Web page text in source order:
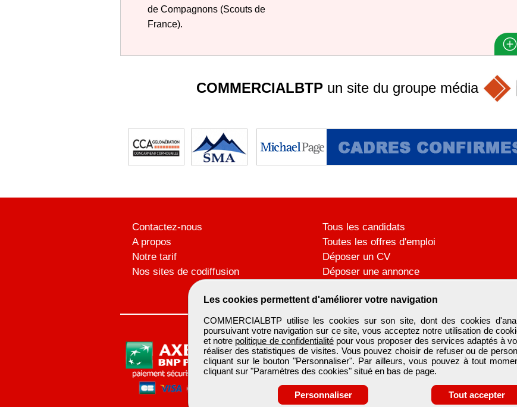
de Compagnons (Scouts de
France).
Les cookies permettent d'améliorer votre navigation
COMMERCIALBTP utilise les cookies sur son site, dont des cookies
poursuivant votre navigation sur ce site, vous acceptez notre utilisation de
et notre politique de confidentialitépour vous proposer des services adaptés à
réaliser des statistiques de visites. Vous pouvez choisir de refuser ou de
cliquant sur le bouton "Personnaliser". Par ailleurs, vous pouvez à tout
cliquant sur "Paramètres des cookies" situé en bas de page.
Personnaliser Tout accepter
COMMERCIALBTP un site du groupe média
Contactez-nous
A propos
Notre tarif
Nos sites de codiffusion
Tous les candidats
Toutes les offres d'emploi
Déposer un CV
Déposer une annonce